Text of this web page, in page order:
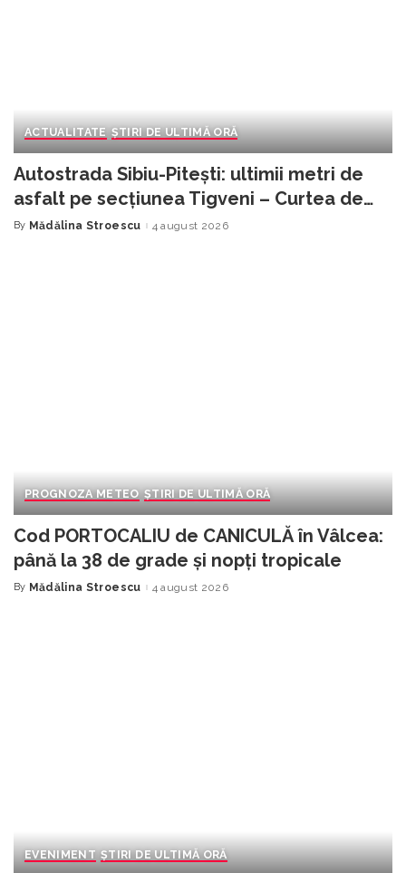
ACTUALITATE ȘTIRI DE ULTIMĂ ORĂ
Autostrada Sibiu-Pitești: ultimii metri de
asfalt pe secțiunea Tigveni – Curtea de
Argeș. Circulația ar putea fi deschisă
Posted
By Mădălina Stroescu 4 august 2026
PROGNOZA METEO ȘTIRI DE ULTIMĂ ORĂ
Cod PORTOCALIU de CANICULĂ în Vâlcea:
până la 38 de grade și nopți tropicale
Posted
By Mădălina Stroescu 4 august 2026
EVENIMENT ȘTIRI DE ULTIMĂ ORĂ